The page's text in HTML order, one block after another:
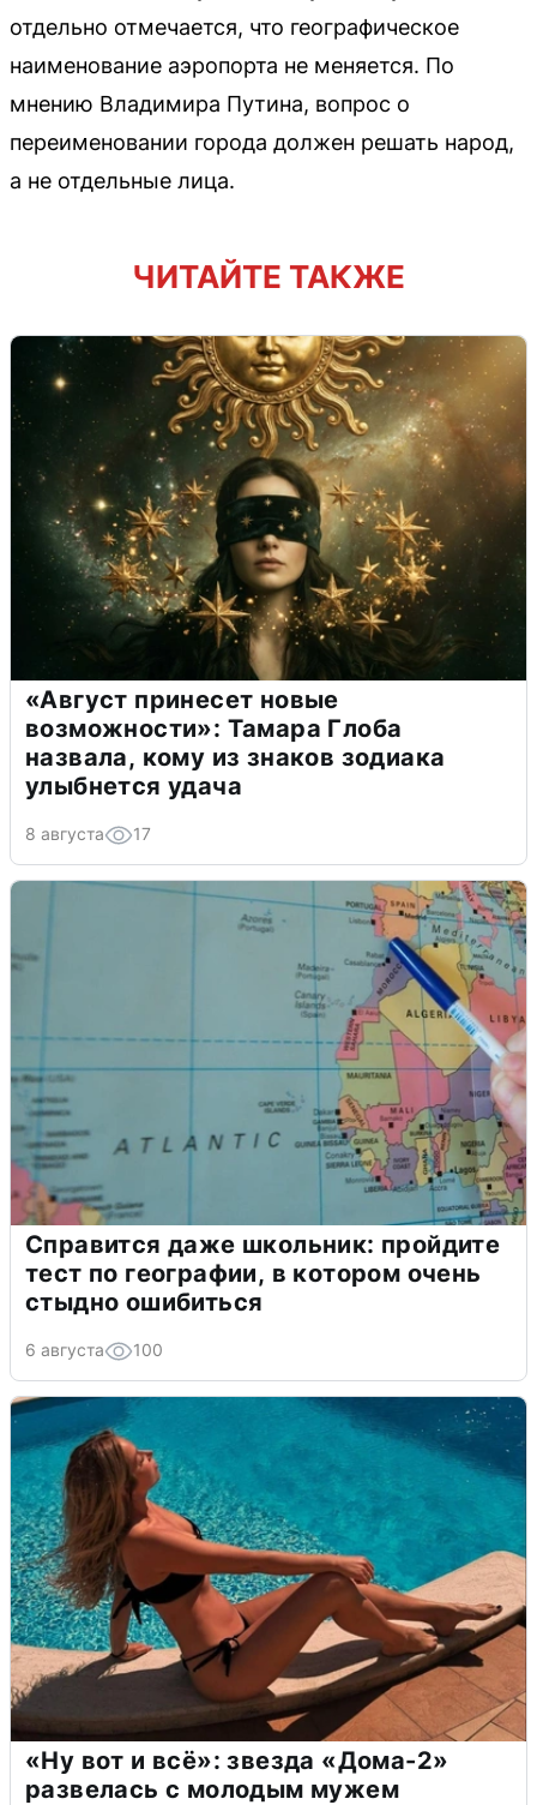
отдельно отмечается, что географическое
наименование аэропорта не меняется. По
мнению Владимира Путина, вопрос о
переименовании города должен решать народ,
а не отдельные лица.
ЧИТАЙТЕ ТАКЖЕ
«Август принесет новые
возможности»: Тамара Глоба
назвала, кому из знаков зодиака
улыбнется удача
8 августа 17
Справится даже школьник: пройдите
тест по географии, в котором очень
стыдно ошибиться
6 августа 100
«Ну вот и всё»: звезда «Дома-2»
развелась с молодым мужем